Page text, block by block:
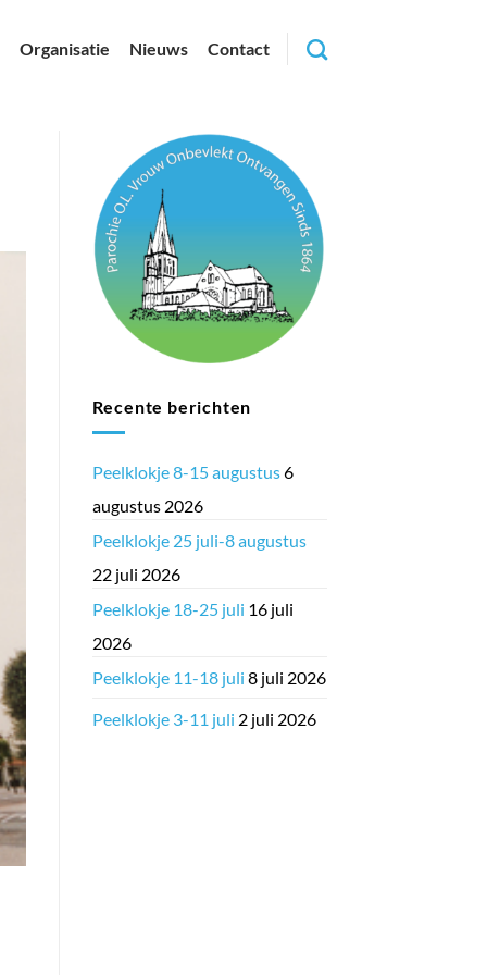
Organisatie Nieuws Contact
Recente berichten
Peelklokje 8-15 augustus6
augustus 2026
Peelklokje 25 juli-8 augustus
22 juli 2026
Peelklokje 18-25 juli 16 juli
2026
Peelklokje 11-18 juli 8 juli 2026
Peelklokje 3-11 juli 2 juli 2026